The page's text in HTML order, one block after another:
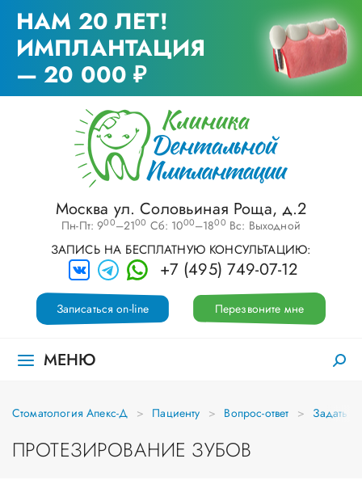
НАМ 20 ЛЕТ!
ИМПЛАНТАЦИЯ
— 20 000 ₽
Москва ул. Соловьиная Роща, д.2
Пн-Пт: 900–2100 Сб: 1000–1800 Вс: Выходной
ЗАПИСЬ НА БЕСПЛАТНУЮ КОНСУЛЬТАЦИЮ:
+7 (495) 749-07-12
Перезвоните мне
Записаться on-line
МЕНЮ
Стоматология Апекс-Д Пациенту Вопрос-ответ Задать
ПРОТЕЗИРОВАНИЕ ЗУБОВ